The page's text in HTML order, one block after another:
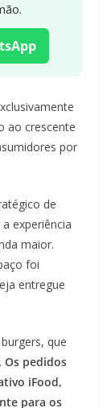
ao crescente
por
de
experiência
maior.
foi
entregue
que
Os pedidos
iFood,
para os